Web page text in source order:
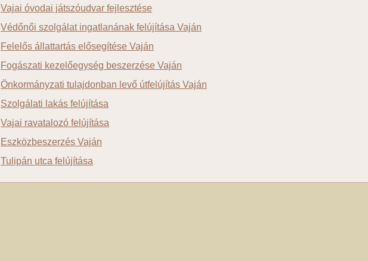
Vajai óvodai játszóudvar fejlesztése
Védőnői szolgálat ingatlanának felújítása Vaján
Felelős állattartás elősegítése Vaján
Fogászati kezelőegység beszerzése Vaján
Önkormányzati tulajdonban levő útfelújítás Vaján
Szolgálati lakás felújítása
Vajai ravatalozó felújítása
Eszközbeszerzés Vaján
Tulipán utca felújítása